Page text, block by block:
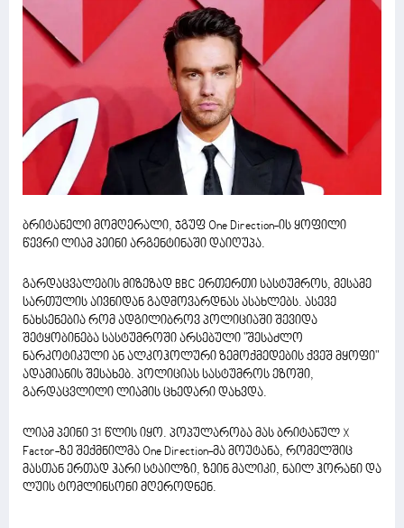
ბრიტანელი მომღერალი, ჯგუფ One Direction-ის ყოფილი
წევრი ლიამ პეინი არგენტინაში დაიღუპა.
გარდაცვალების მიზეზად BBC ერთერთი სასტუმროს, მესამე
სართულის აივნიდან გადმოვარდნას ასახლებს. ასევე
ნახსენებია რომ ადგილიბროვ პოლიციაში შევიდა
შეტყობინება სასტუმროში არსებული "შესაძლო
ნარკოტიკული ან ალკოჰოლური ზემოქმედების ქვეშ მყოფი"
ადამიანის შესახებ. პოლიციას სასტუმროს ეზოში,
გარდაცვლილი ლიამის ცხედარი დახვდა.
ლიამ პეინი 31 წლის იყო. პოპულარობა მას ბრიტანულ X
Factor-ზე შექმნილმა One Direction-მა მოუტანა, რომელშიც
მასთან ერთად ჰარი სტაილზი, ზეინ მალიკი, ნაილ ჰორანი და
ლუის ტომლინსონი მღეროდნენ.